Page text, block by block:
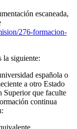
escaneada,
276-formacion-
la siguiente:
española o
a otro Estado
Superior que faculte
continua